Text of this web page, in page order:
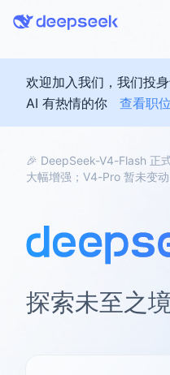
欢迎加入我们，我们投
AI 有热情的你
查看职
🎉 DeepSeek-V4-Flash 正
大幅增强；V4-Pro 暂未变动
探索未至之